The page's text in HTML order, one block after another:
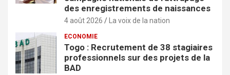
des enregistrements de naissances
4 août 2026 La voix de la nation
ECONOMIE
Togo : Recrutement de 38 stagiaires
professionnels sur des projets de la
BAD